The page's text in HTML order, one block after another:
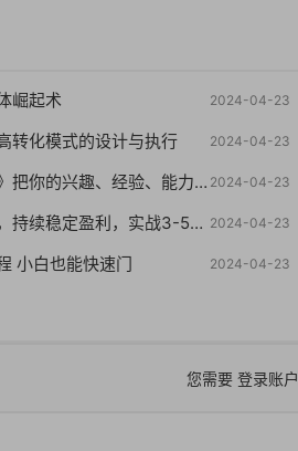
2024-04-23
崛起术
2024-04-23
转化模式的设计与执行
2024-04-23
的兴趣、经验、能力变成钱
2024-04-23
续稳定盈利，实战3-5w项目
2024-04-23
小白也能快速门
您需要 登录账户